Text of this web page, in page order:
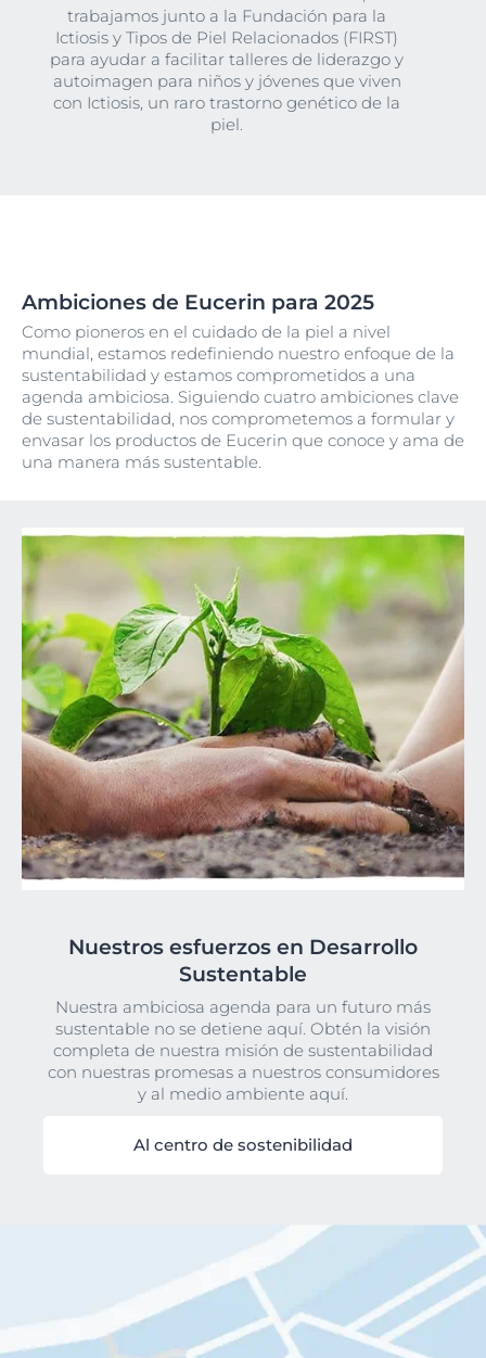
trabajamos junto a la Fundación para la
Ictiosis y Tipos de Piel Relacionados (FIRST)
para ayudar a facilitar talleres de liderazgo y
autoimagen para niños y jóvenes que viven
con Ictiosis, un raro trastorno genético de la
piel.
Ambiciones de Eucerin para 2025
Como pioneros en el cuidado de la piel a nivel
mundial, estamos redefiniendo nuestro enfoque de la
sustentabilidad y estamos comprometidos a una
agenda ambiciosa. Siguiendo cuatro ambiciones clave
de sustentabilidad, nos comprometemos a formular y
envasar los productos de Eucerin que conoce y ama de
una manera más sustentable.
Nuestros esfuerzos en Desarrollo
Sustentable
Nuestra ambiciosa agenda para un futuro más
sustentable no se detiene aquí. Obtén la visión
completa de nuestra misión de sustentabilidad
con nuestras promesas a nuestros consumidores
y al medio ambiente aquí.
Al centro de sostenibilidad